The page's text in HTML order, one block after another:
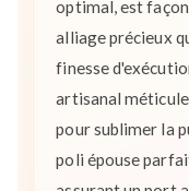
optimal, est
alliage précieux
finesse
artisanal
pour sublimer la
poli épouse